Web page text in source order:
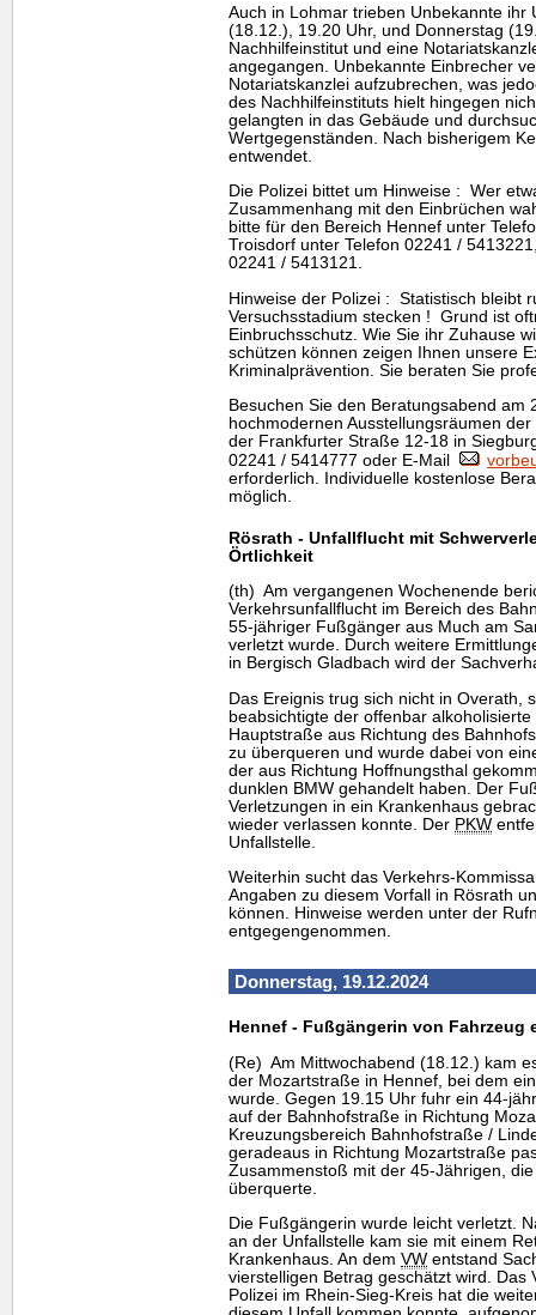
Auch in Lohmar trieben Unbekannte ihr
(18.12.), 19.20 Uhr, und Donnerstag
Nachhilfeinstitut und eine
angegangen. Unbekannte Einbrecher
Notariatskanzlei aufzubrechen, was
des Nachhilfeinstituts hielt hingegen
gelangten in das Gebäude und
Wertgegenständen. Nach bisherigem
entwendet.
Die Polizei bittet um Hinweise : Wer
Zusammenhang mit den Einbrüchen
bitte für den Bereich Hennef unter
Troisdorf unter Telefon 02241 /
02241 / 5413121.
Hinweise der Polizei : Statistisch bleibt
Versuchsstadium stecken ! Grund ist
Einbruchsschutz. Wie Sie ihr Zuhause
schützen können zeigen Ihnen unsere
Kriminalprävention. Sie beraten Sie
Besuchen Sie den Beratungsabend am
hochmodernen Ausstellungsräumen
der Frankfurter Straße 12-18 in
02241 / 5414777 oder E-Mail
erforderlich. Individuelle kostenlose
möglich.
Rösrath - Unfallflucht mit
Örtlichkeit
(th) Am vergangenen Wochenende
Verkehrsunfallflucht im Bereich des
55-jähriger Fußgänger aus Much am
verletzt wurde. Durch weitere
in Bergisch Gladbach wird der
Das Ereignis trug sich nicht in Overath,
beabsichtigte der offenbar
Hauptstraße aus Richtung des
zu überqueren und wurde dabei von
der aus Richtung Hoffnungsthal
dunklen BMW gehandelt haben. Der
Verletzungen in ein Krankenhaus
wieder verlassen konnte. Der PKW
Unfallstelle.
Weiterhin sucht das Verkehrs-
Angaben zu diesem Vorfall in Rösrath
können. Hinweise werden unter der
entgegengenommen.
Donnerstag, 19.12.2024
Hennef - Fußgängerin von Fahrzeug
(Re) Am Mittwochabend (18.12.) kam
der Mozartstraße in Hennef, bei dem
wurde. Gegen 19.15 Uhr fuhr ein 44-
auf der Bahnhofstraße in Richtung
Kreuzungsbereich Bahnhofstraße /
geradeaus in Richtung Mozartstraße
Zusammenstoß mit der 45-Jährigen,
überquerte.
Die Fußgängerin wurde leicht verletzt.
an der Unfallstelle kam sie mit einem
Krankenhaus. An dem VW entstand
vierstelligen Betrag geschätzt wird. Das
Polizei im Rhein-Sieg-Kreis hat die